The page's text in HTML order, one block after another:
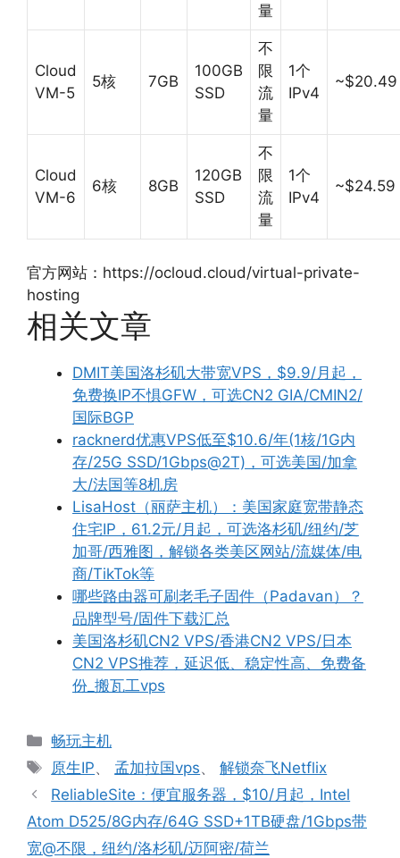
量
Cloud
VM-5
5核 7GB
100GB
SSD
不
限
流
量
1个
IPv4
~$20.49
Cloud
VM-6
6核 8GB
120GB
SSD
不
限
流
量
1个
IPv4
~$24.59
官方网站：https://ocloud.cloud/virtual-private-
hosting
相关文章
DMIT美国洛杉矶大带宽VPS，$9.9/月起，
免费换IP不惧GFW，可选CN2 GIA/CMIN2/
国际BGP
racknerd优惠VPS低至$10.6/年(1核/1G内
存/25G SSD/1Gbps@2T)，可选美国/加拿
大/法国等8机房
LisaHost（丽萨主机）：美国家庭宽带静态
住宅IP，61.2元/月起，可选洛杉矶/纽约/芝
加哥/西雅图，解锁各类美区网站/流媒体/电
商/TikTok等
哪些路由器可刷老毛子固件（Padavan）？
品牌型号/固件下载汇总
美国洛杉矶CN2 VPS/香港CN2 VPS/日本
CN2 VPS推荐，延迟低、稳定性高、免费备
份_搬瓦工vps
分
类
畅玩主机
标
签
原生IP、 孟加拉国vps、解锁奈飞Netflix
ReliableSite：便宜服务器，$10/月起，Intel
Atom D525/8G内存/64G SSD+1TB硬盘/1Gbps带
宽@不限，纽约/洛杉矶/迈阿密/荷兰